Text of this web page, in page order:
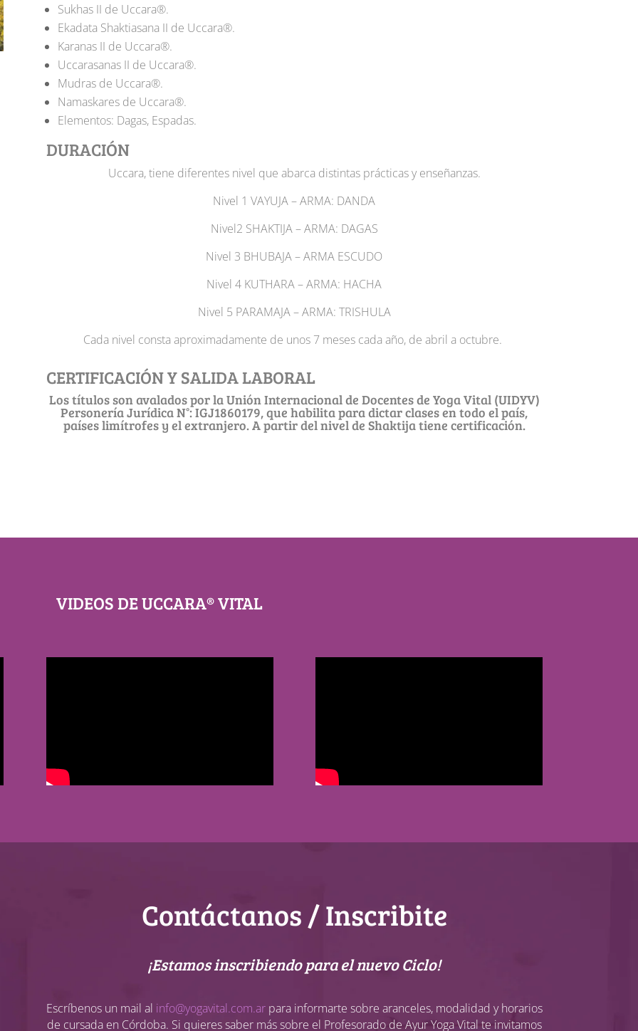
Sukhas II de Uccara®.
Ekadata Shaktiasana II de Uccara®.
Karanas II de Uccara®.
Uccarasanas II de Uccara®.
Mudras de Uccara®.
Namaskares de Uccara®.
Elementos: Dagas, Espadas.
DURACIÓN
Uccara, tiene diferentes nivel que abarca distintas prácticas y enseñanzas.
Nivel 1 VAYUJA – ARMA: DANDA
Nivel2 SHAKTIJA – ARMA: DAGAS
Nivel 3 BHUBAJA – ARMA ESCUDO
Nivel 4 KUTHARA – ARMA: HACHA
Nivel 5 PARAMAJA​ – ARMA: TRISHULA
Cada nivel consta aproximadamente de unos 7 meses cada año, de abril a octubre.
CERTIFICACIÓN Y SALIDA LABORAL
Los títulos son avalados por la Unión Internacional de Docentes de Yoga Vital (UIDYV)
Personería Jurídica N°: IGJ1860179, que habilita para dictar clases en todo el país,
países limítrofes y el extranjero. Apartir del nivel de Shaktija tiene certificación.
VIDEOS DE UCCARA® VITAL
Contáctanos / Inscribite
¡Estamos inscribiendo para el nuevo Ciclo!
Escríbenos un mail al info@yogavital.com.arpara informarte sobre aranceles, modalidad y horarios
de cursada en Córdoba. Si quieres saber más sobre el Profesorado de Ayur Yoga Vital te invitamos